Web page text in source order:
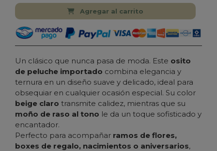
Agregar al carrito
Un clásico que nunca pasa de moda. Este osito
de peluche importado combina elegancia y
ternura en un diseño suave y delicado, ideal para
obsequiar en cualquier ocasión especial. Su color
beige claro transmite calidez, mientras que su
moño de raso al tono le da un toque sofisticado y
encantador.
Perfecto para acompañar ramos de flores,
boxes de regalo, nacimientos o aniversarios,